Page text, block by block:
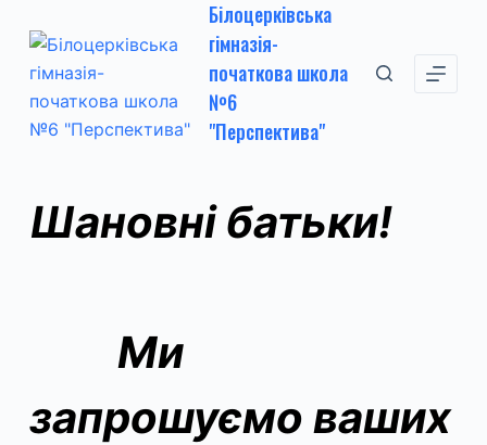
П
е
р
е
й
у
Білоцерківська
гімназія-
початкова школа
№6
"Перспектива"
Шановні батьки!
Ми
запрошуємо ваших